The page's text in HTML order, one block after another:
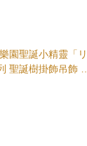
園聖誕小精靈「リ